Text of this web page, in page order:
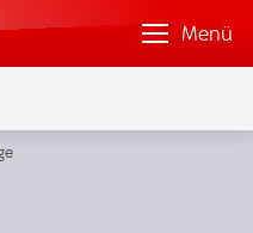
Menü